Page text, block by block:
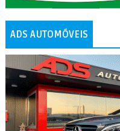
ADS AUTOMÓVEIS